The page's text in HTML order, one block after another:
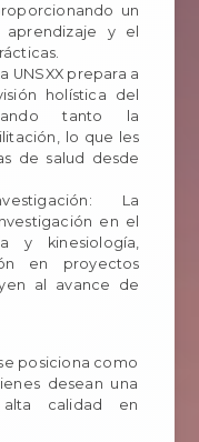
un
y el
UNSXX prepara a
holística del
tanto la
lo que les
de salud desde
La
en el
y kinesiología,
en proyectos
al avance de
posiciona como
desean una
calidad en